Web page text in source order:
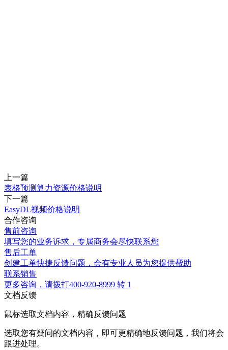
上一篇
表格预测算力资源价格说明
下一篇
EasyDL视频价格说明
合作咨询
售前咨询
填写您的业务诉求，专属商务会尽快联系您
售后工单
创建工单快捷反馈问题，会有专业人员为您提供帮助
联系销售
更多咨询，请拨打400-920-8999 转 1
文档反馈
鼠标选取文档内容，精确反馈问题
选取您有疑问的文档内容，即可更精确地反馈问题，我们将会
跟进处理。